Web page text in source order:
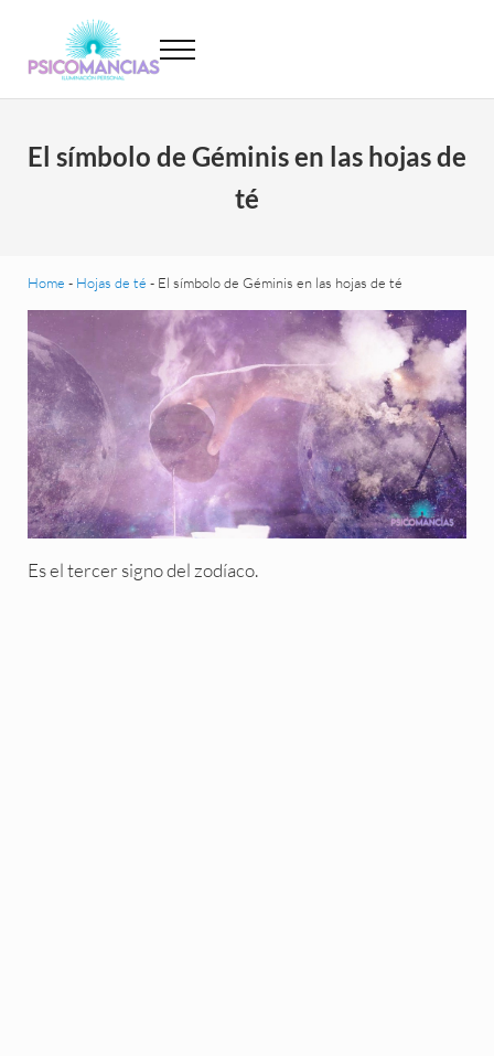
Psicomancias
Menu
El símbolo de Géminis en las hojas de
té
Home - Hojas de té - El símbolo de Géminis en las hojas de té
Es el tercer signo del zodíaco.